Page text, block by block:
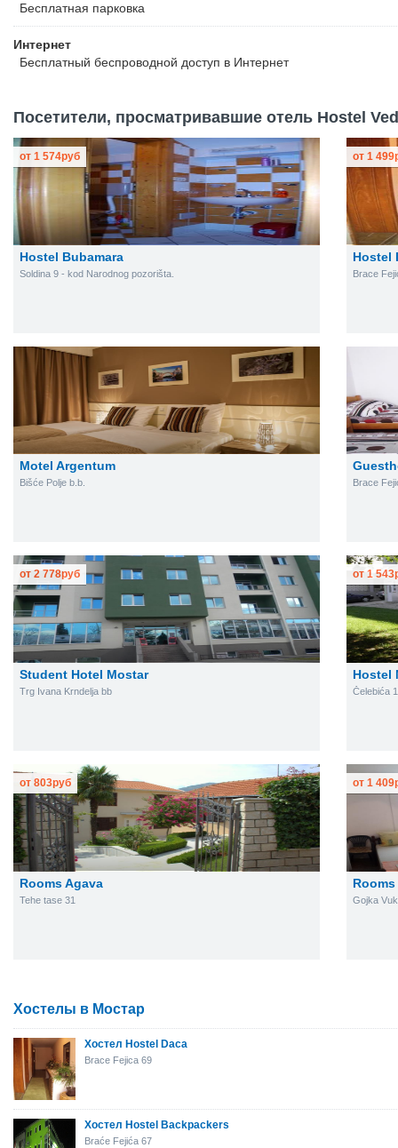
Бесплатная парковка
Интернет
Бесплатный беспроводной доступ в Интернет
Посетители, просматривавшие отель Hostel
Hostel Bubamara
Soldina 9 - kod Narodnog pozorišta.
от 1 574руб
Hostel
Brace
от 1 499
Motel Argentum
Bišće Polje b.b. Brace
Student Hotel Mostar
Trg Ivana Krndelja bb
от 2 778руб
Hostel
Čelebića
от 1 543
Rooms Agava
Tehe tase 31
от 803руб
Gojka
от 1 409
Хостелы в Мостар
Хостел Hostel Daca
Brace Fejica 69
Хостел Hostel Backpackers
Braće Fejića 67